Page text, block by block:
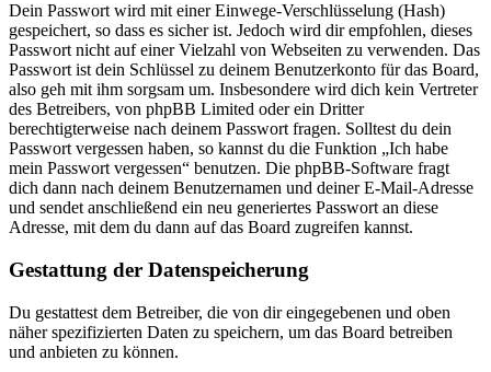
Dein Passwort wird mit einer Einwege-Verschlüsselung (Hash)
gespeichert, so dass es sicher ist. Jedoch wird dir empfohlen, dieses
Passwort nicht auf einer Vielzahl von Webseiten zu verwenden. Das
Passwort ist dein Schlüssel zu deinem Benutzerkonto für das Board,
also geh mit ihm sorgsam um. Insbesondere wird dich kein Vertreter
des Betreibers, von phpBB Limited oder ein Dritter
berechtigterweise nach deinem Passwort fragen. Solltest du dein
Passwort vergessen haben, so kannst du die Funktion „Ich habe
mein Passwort vergessen“ benutzen. Die phpBB-Software fragt
dich dann nach deinem Benutzernamen und deiner E-Mail-Adresse
und sendet anschließend ein neu generiertes Passwort an diese
Adresse, mit dem du dann auf das Board zugreifen kannst.
Gestattung der Datenspeicherung
Du gestattest dem Betreiber, die von dir eingegebenen und oben
näher spezifizierten Daten zu speichern, um das Board betreiben
und anbieten zu können.